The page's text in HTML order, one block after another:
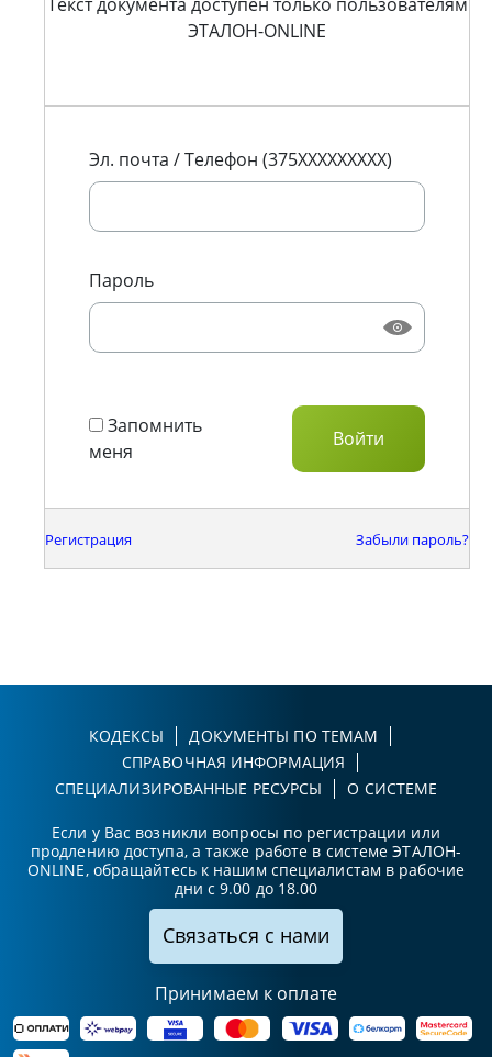
ЭТАЛОН-ONLINE
Эл. почта / Телефон (375XXXXXXXXX)
Пароль
Запомнить
меня
Регистрация Забыли пароль?
КОДЕКСЫ
ДОКУМЕНТЫ ПО ТЕМАМ
СПРАВОЧНАЯ ИНФОРМАЦИЯ
СПЕЦИАЛИЗИРОВАННЫЕ РЕСУРСЫ
О СИСТЕМЕ
Если у Вас возникли вопросы по регистрации или
продлению доступа, а также работе в системе ЭТАЛОН-
ONLINE, обращайтесь к нашим специалистам в рабочие
дни с 9.00 до 18.00
Связаться с нами
Принимаем к оплате